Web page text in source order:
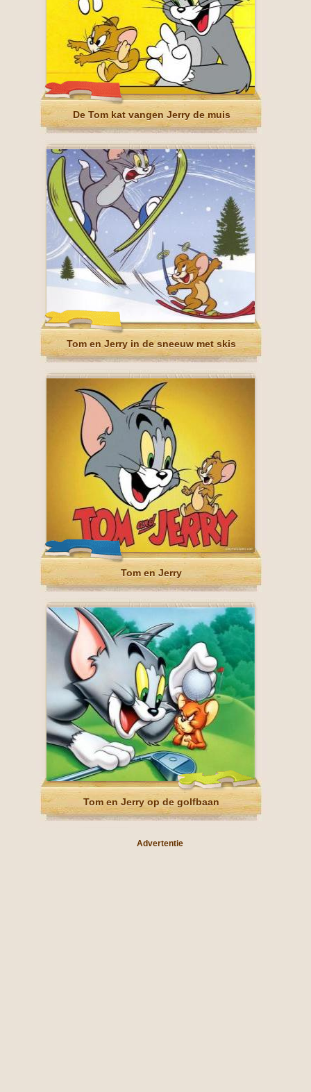
De Tom kat vangen Jerry de muis
Tom en Jerry in de sneeuw met skis
Tom en Jerry
Tom en Jerry op de golfbaan
Advertentie